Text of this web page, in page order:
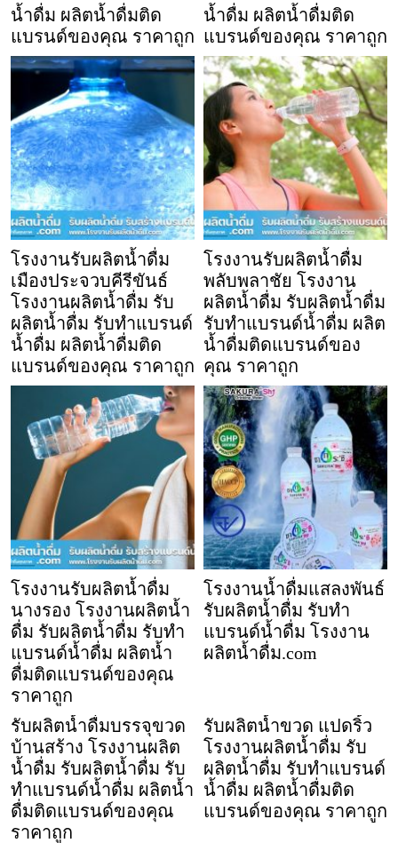
น้ำดื่ม ผลิตน้ำดื่มติด
แบรนด์ของคุณ ราคาถูก
น้ำดื่ม ผลิตน้ำดื่มติด
แบรนด์ของคุณ ราคาถูก
โรงงานรับผลิตน้ำดื่ม
เมืองประจวบคีรีขันธ์
โรงงานผลิตน้ำดื่ม รับ
ผลิตน้ำดื่ม รับทำแบรนด์
น้ำดื่ม ผลิตน้ำดื่มติด
แบรนด์ของคุณ ราคาถูก
โรงงานรับผลิตน้ำดื่ม
พลับพลาชัย โรงงาน
ผลิตน้ำดื่ม รับผลิตน้ำดื่ม
รับทำแบรนด์น้ำดื่ม ผลิต
น้ำดื่มติดแบรนด์ของ
คุณ ราคาถูก
โรงงานรับผลิตน้ำดื่ม
นางรอง โรงงานผลิตน้ำ
ดื่ม รับผลิตน้ำดื่ม รับทำ
แบรนด์น้ำดื่ม ผลิตน้ำ
ดื่มติดแบรนด์ของคุณ
ราคาถูก
โรงงานน้ำดื่มแสลงพันธ์
รับผลิตน้ำดื่ม รับทำ
แบรนด์น้ำดื่ม โรงงาน
ผลิตน้ำดื่ม.com
รับผลิตน้ำดื่มบรรจุขวด
บ้านสร้าง โรงงานผลิต
น้ำดื่ม รับผลิตน้ำดื่ม รับ
ทำแบรนด์น้ำดื่ม ผลิตน้ำ
ดื่มติดแบรนด์ของคุณ
ราคาถูก
รับผลิตน้ำขวด แปดริ้ว
โรงงานผลิตน้ำดื่ม รับ
ผลิตน้ำดื่ม รับทำแบรนด์
น้ำดื่ม ผลิตน้ำดื่มติด
แบรนด์ของคุณ ราคาถูก